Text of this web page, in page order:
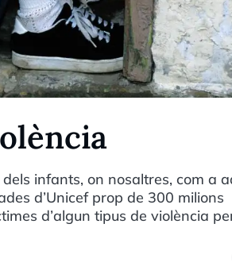
infants, on nosaltres, com a
d’Unicef prop de 300 milions
d’algun tipus de violència